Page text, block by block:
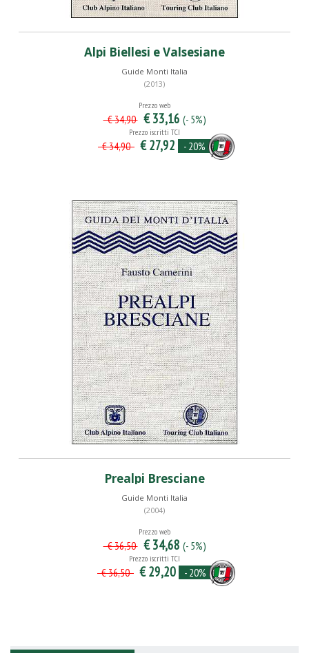
Alpi Biellesi e Valsesiane
Guide Monti Italia
(2013)
Prezzo web
€ 34,90 € 33,16 (- 5%)
Prezzo iscritti TCI
€ 34,90 € 27,92 - 20%
Prealpi Bresciane
Guide Monti Italia
(2004)
Prezzo web
€ 36,50 € 34,68 (- 5%)
Prezzo iscritti TCI
€ 36,50 € 29,20 - 20%